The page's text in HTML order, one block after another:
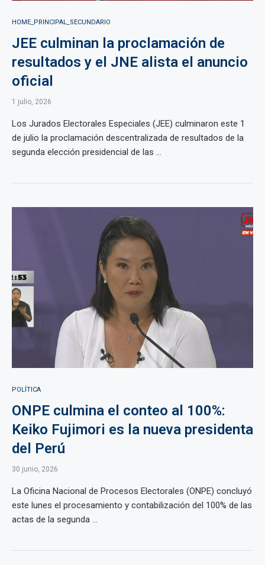
HOME_PRINCIPAL_SECUNDARIO
JEE culminan la proclamación de
resultados y el JNE alista el anuncio
oficial
1 julio, 2026
Los Jurados Electorales Especiales (JEE) culminaron este 1
de julio la proclamación descentralizada de resultados de la
segunda elección presidencial de las ...
POLÍTICA
ONPE culmina el conteo al 100%:
Keiko Fujimori es la nueva presidenta
del Perú
30 junio, 2026
La Oficina Nacional de Procesos Electorales (ONPE) concluyó
este lunes el procesamiento y contabilización del 100% de las
actas de la segunda ...